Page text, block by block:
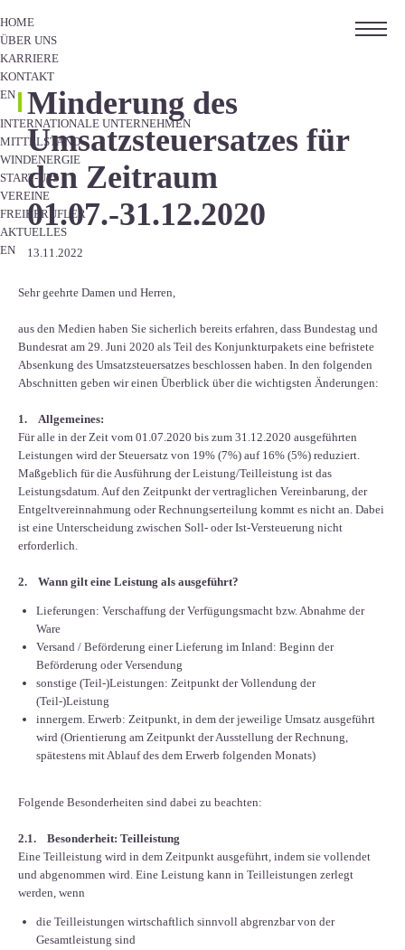
HOME
ÜBER UNS
KARRIERE
KONTAKT
EN
INTERNATIONALE UNTERNEHMEN
MITTELSTAND
WINDENERGIE
START-UPS
VEREINE
FREIBERUFLER
AKTUELLES
EN
Minderung des
Umsatzsteuersatzes für
den Zeitraum
01.07.-31.12.2020
13.11.2022
Sehr geehrte Damen und Herren,
aus den Medien haben Sie sicherlich bereits erfahren, dass Bundestag und
Bundesrat am 29. Juni 2020 als Teil des Konjunkturpakets eine befristete
Absenkung des Umsatzsteuersatzes beschlossen haben. In den folgenden
Abschnitten geben wir einen Überblick über die wichtigsten Änderungen:
1. Allgemeines:
Für alle in der Zeit vom 01.07.2020 bis zum 31.12.2020 ausgeführten
Leistungen wird der Steuersatz von 19% (7%) auf 16% (5%) reduziert.
Maßgeblich für die Ausführung der Leistung/Teilleistung ist das
Leistungsdatum. Auf den Zeitpunkt der vertraglichen Vereinbarung, der
Entgeltvereinnahmung oder Rechnungserteilung kommt es nicht an. Dabei
ist eine Unterscheidung zwischen Soll- oder Ist-Versteuerung nicht
erforderlich.
2. Wann gilt eine Leistung als ausgeführt?
Lieferungen: Verschaffung der Verfügungsmacht bzw. Abnahme der
Ware
Versand / Beförderung einer Lieferung im Inland: Beginn der
Beförderung oder Versendung
sonstige (Teil-)Leistungen: Zeitpunkt der Vollendung der
(Teil-)Leistung
innergem. Erwerb: Zeitpunkt, in dem der jeweilige Umsatz ausgeführt
wird (Orientierung am Zeitpunkt der Ausstellung der Rechnung,
spätestens mit Ablauf des dem Erwerb folgenden Monats)
Folgende Besonderheiten sind dabei zu beachten:
2.1. Besonderheit: Teilleistung
Eine Teilleistung wird in dem Zeitpunkt ausgeführt, indem sie vollendet
und abgenommen wird. Eine Leistung kann in Teilleistungen zerlegt
werden, wenn
die Teilleistungen wirtschaftlich sinnvoll abgrenzbar von der
Gesamtleistung sind